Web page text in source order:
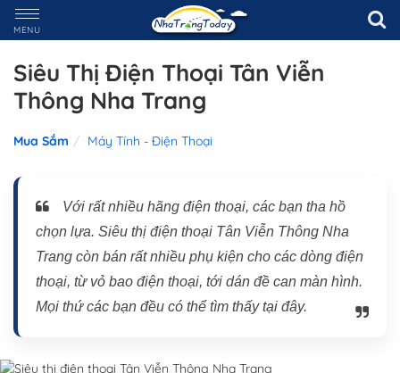
MENU
Siêu Thị Điện Thoại Tân Viễn
Thông Nha Trang
Mua Sắm Máy Tính - Điện Thoại
Với rất nhiều hãng điện thoại, các bạn tha hồ
chọn lựa. Siêu thị điện thoại Tân Viễn Thông Nha
Trang còn bán rất nhiều phụ kiện cho các dòng điện
thoại, từ vỏ bao điện thoại, tới dán đề can màn hình.
Mọi thứ các bạn đều có thể tìm thấy tại đây.